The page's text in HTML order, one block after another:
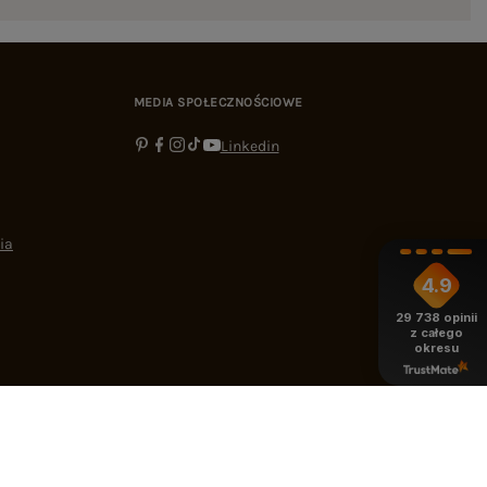
MEDIA SPOŁECZNOŚCIOWE
Linkedin
4.9
29 738 opinii
z całego
okresu